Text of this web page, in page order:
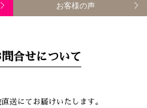
お客様の声
合せについて
送にてお届けいたします。